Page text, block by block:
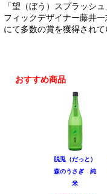
「望（ぼう）スプラッシ
フィックデザイナー藤井
にて多数の賞を獲得されて
おすすめ商品
脱兎（だっと）
森のうさぎ 純
米